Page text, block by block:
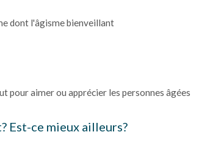
dont l'âgisme bienveillant
pour aimer ou apprécier les personnes âgées
Est-ce mieux ailleurs?